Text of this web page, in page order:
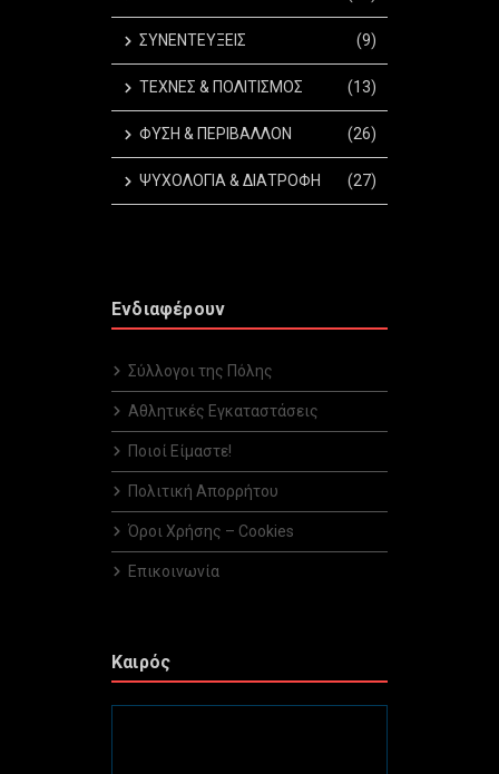
ΣΥΝΕΝΤΕΥΞΕΙΣ (9)
ΤΕΧΝΕΣ & ΠΟΛΙΤΙΣΜΟΣ (13)
ΦΥΣΗ & ΠΕΡΙΒΑΛΛΟΝ (26)
ΨΥΧΟΛΟΓΙΑ & ΔΙΑΤΡΟΦΗ (27)
Ενδιαφέρουν
Σύλλογοι της Πόλης
Αθλητικές Εγκαταστάσεις
Ποιοί Είμαστε!
Πολιτική Απορρήτου
Όροι Χρήσης – Cookies
Επικοινωνία
Καιρός